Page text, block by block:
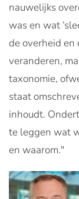
nauwelijks
was en wat
de overheid en
veranderen,
taxonomie,
staat
inhoudt.
te leggen wat
en waarom."